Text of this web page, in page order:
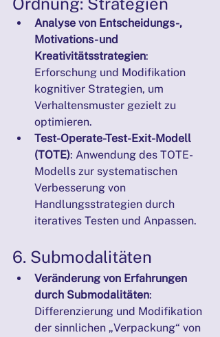
Analyse von Entscheidungs-,
Motivations- und
Kreativitätsstrategien:
Erforschung und Modifikation
kognitiver Strategien, um
Verhaltensmuster gezielt zu
optimieren.
Test-Operate-Test-Exit-Modell
(TOTE): Anwendung des TOTE-
Modells zur systematischen
Verbesserung von
Handlungsstrategien durch
iteratives Testen und Anpassen.
6. Submodalitäten
Veränderung von Erfahrungen
durch Submodalitäten:
Differenzierung und Modifikation
der sinnlichen „Verpackung“ von